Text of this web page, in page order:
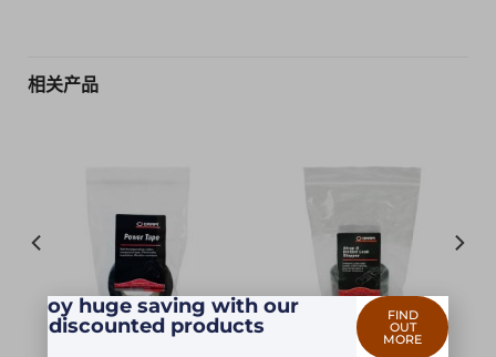
相关产品
Enjoy huge saving with our
discounted products
FIND
OUT
MORE